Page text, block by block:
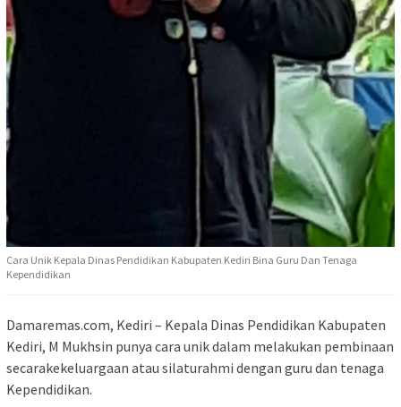
Cara Unik Kepala Dinas Pendidikan Kabupaten Kediri Bina Guru Dan Tenaga
Kependidikan
Damaremas.com, Kediri – Kepala Dinas Pendidikan Kabupaten
Kediri, M Mukhsin punya cara unik dalam melakukan pembinaan
secarakekeluargaan atau silaturahmi dengan guru dan tenaga
Kependidikan.